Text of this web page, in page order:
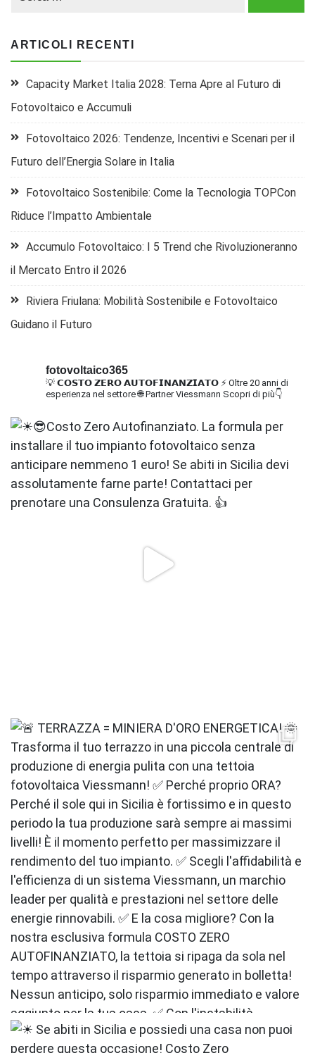
ARTICOLI RECENTI
Capacity Market Italia 2028: Terna Apre al Futuro di
Fotovoltaico e Accumuli
Fotovoltaico 2026: Tendenze, Incentivi e Scenari per il
Futuro dell’Energia Solare in Italia
Fotovoltaico Sostenibile: Come la Tecnologia TOPCon
Riduce l’Impatto Ambientale
Accumulo Fotovoltaico: I 5 Trend che Rivoluzioneranno
il Mercato Entro il 2026
Riviera Friulana: Mobilità Sostenibile e Fotovoltaico
Guidano il Futuro
fotovoltaico365
💡 𝗖𝗢𝗦𝗧𝗢 𝗭𝗘𝗥𝗢 𝗔𝗨𝗧𝗢𝗙𝗜𝗡𝗔𝗡𝗭𝗜𝗔𝗧𝗢 ⚡ Oltre 20 anni di
esperienza nel settore🌐 Partner Viessmann Scopri di più👇